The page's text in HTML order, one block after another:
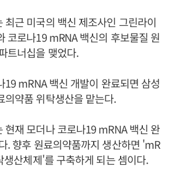
최근 미국의 백신 제조사인 그린라이
코로나19 mRNA 백신의 후보물질 원
트너십을 맺었다.
19 mRNA 백신 개발이 완료되면 삼성
의약품 위탁생산을 맡는다.
현재 모더나 코로나19 mRNA 백신 완
. 향후 원료의약품까지 생산하면 'mR
생산체제'를 구축하게 되는 셈이다.